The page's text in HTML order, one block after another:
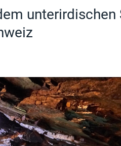
unterirdischen